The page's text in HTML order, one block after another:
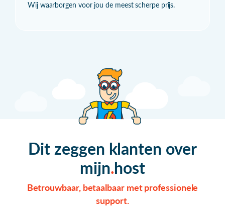
Wij waarborgen voor jou de meest scherpe prijs.
Dit zeggen klanten over
mijn host
Betrouwbaar, betaalbaar met professionele
support.